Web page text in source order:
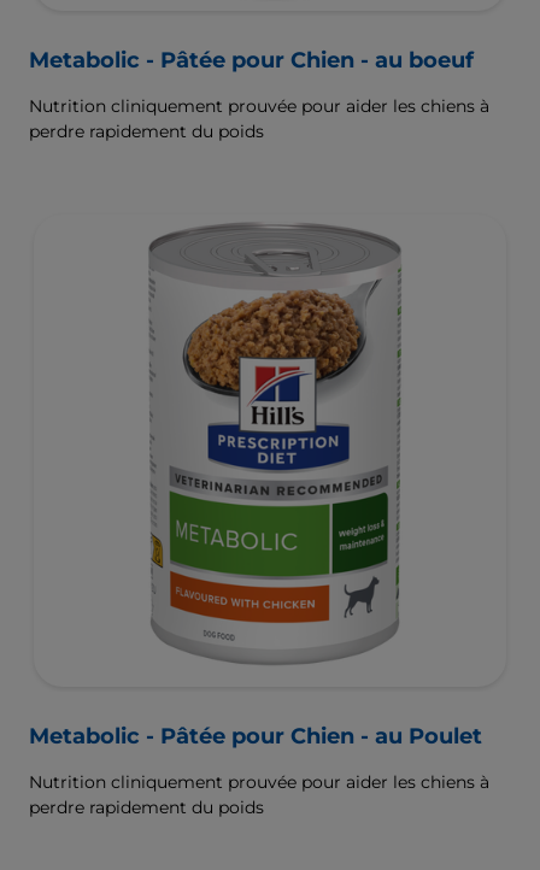
Metabolic - Pâtée pour Chien - au boeuf
Nutrition cliniquement prouvée pour aider les chiens à
perdre rapidement du poids
Metabolic - Pâtée pour Chien - au Poulet
Nutrition cliniquement prouvée pour aider les chiens à
perdre rapidement du poids